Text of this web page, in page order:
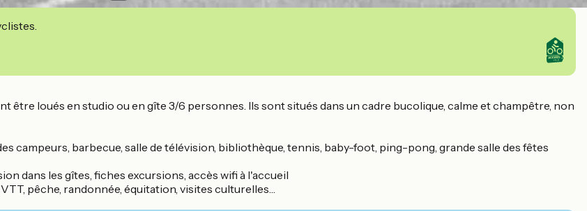
être loués en studio ou en gîte 3/6 personnes. Ils sont situés dans un cadre bucolique, calme et champêtre, non
campeurs, barbecue, salle de télévision, bibliothèque, tennis, baby-foot, ping-pong, grande salle des fêtes
dans les gîtes, fiches excursions, accès wifi à l'accueil
VTT, pêche, randonnée, équitation, visites culturelles…